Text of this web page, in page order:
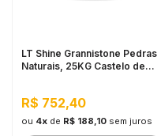
LT Shine Grannistone Pedras
Naturais, 25KG Castelo de
R$ 752,40
ou 4xde R$ 188,10 sem juros